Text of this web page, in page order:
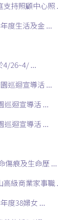
支持照顧中心照
度生活及金 ...
4/26~4/ ...
巡迴宣導活 ...
巡迴宣導活 ...
巡迴宣導活 ...
傷痕及生命歷 ...
高級商業家事職
度38婦女 ...